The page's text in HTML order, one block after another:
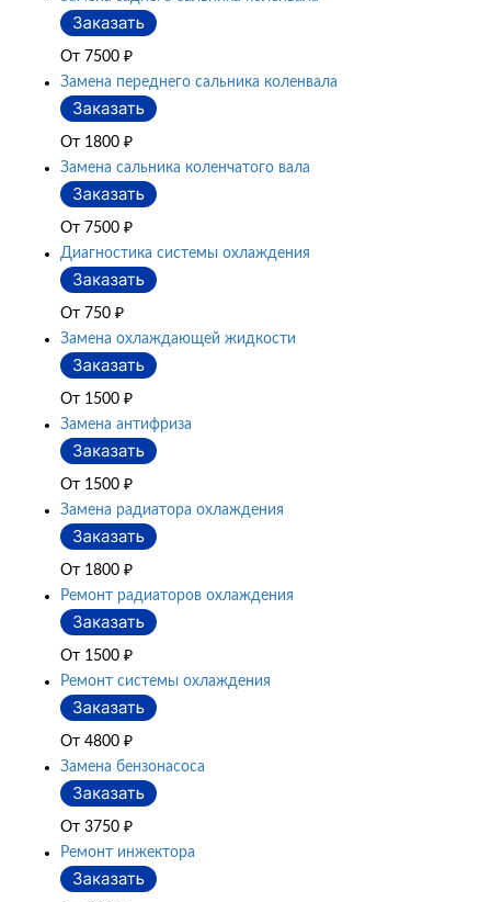
От 7500 ₽
Замена переднего сальника коленвала
От 1800 ₽
Замена сальника коленчатого вала
От 7500 ₽
Диагностика системы охлаждения
От 750 ₽
Замена охлаждающей жидкости
От 1500 ₽
Замена антифриза
От 1500 ₽
Замена радиатора охлаждения
От 1800 ₽
Ремонт радиаторов охлаждения
От 1500 ₽
Ремонт системы охлаждения
От 4800 ₽
Замена бензонасоса
От 3750 ₽
Ремонт инжектора